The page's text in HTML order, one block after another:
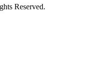
Reserved.